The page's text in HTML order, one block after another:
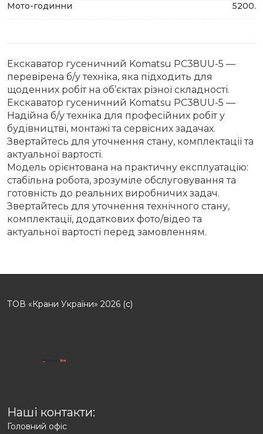
Мото-годинни
5200.
Екскаватор гусеничний Komatsu PC38UU-5 —
перевірена б/у техніка, яка підходить для
щоденних робіт на об’єктах різної складності.
Екскаватор гусеничний Komatsu PC38UU-5 —
Надійна б/у техніка для професійних робіт у
будівництві, монтажі та сервісних задачах.
Звертайтесь для уточнення стану, комплектації та
актуальної вартості.
Модель орієнтована на практичну експлуатацію:
стабільна робота, зрозуміле обслуговування та
готовність до реальних виробничих задач.
Звертайтесь для уточнення технічного стану,
комплектації, додаткових фото/відео та
актуальної вартості перед замовленням.
ТОВ «Крани України» 2026 (с)
Наші контакти:
Головний офіс